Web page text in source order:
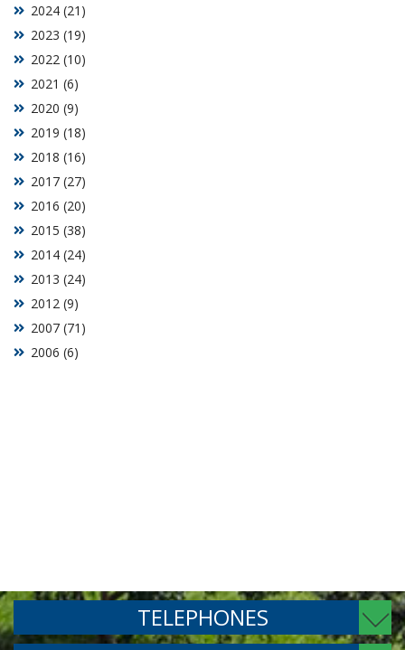
2006 (6)
2007 (71)
2012 (9)
2013 (24)
2014 (24)
2015 (38)
2016 (20)
2017 (27)
2018 (16)
2019 (18)
2020 (9)
2021 (6)
2022 (10)
2023 (19)
2024 (21)
TELEPHONES